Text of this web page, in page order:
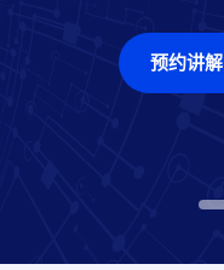
预约讲解
预约讲解